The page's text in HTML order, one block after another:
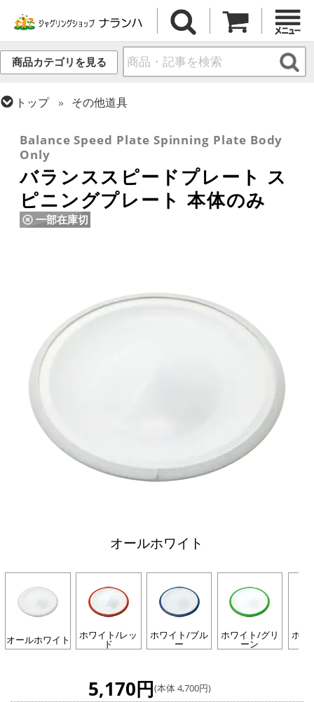
商品カテゴリを見る
トップ
その他道具
Balance Speed Plate Spinning Plate Body
Only
バランススピードプレート ス
ピニングプレート 本体のみ
一部在庫切
オールホワイト
オールホワイト ホワイト/レッ
ド
ホワイト/ブル
ー
ホワイト/グリ
ーン
ホワ
5,170円(本体 4,700円)